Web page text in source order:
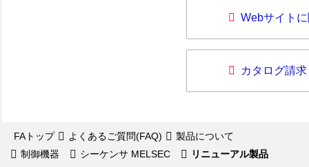
Webサイト
カタログ請求
FAトップ よくあるご質問(FAQ)
製品について
制御機器
シーケンサ MELSEC リニューアル製品